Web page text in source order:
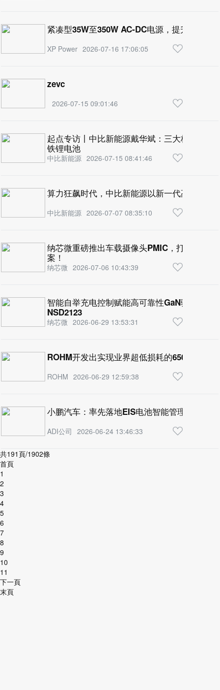
紧凑型35W至350W AC-DC电源，提升严苛工
XP Power 2026-07-16 17:06:05
zevc
2026-07-15 09:01:46
起点专访丨中比新能源戴华斌：三大核心性能
铁锂电池
中比新能源 2026-07-15 08:41:46
算力狂飙时代，中比新能源以新一代高倍率电
中比新能源 2026-07-07 08:35:10
纳芯微重磅推出车载摄像头PMIC，打造高清
案！
纳芯微 2026-07-06 10:43:39
智能自举充电控制赋能高可靠性GaN驱动，纳
NSD2123
纳芯微 2026-06-29 13:53:31
ROHM开发出实现业界超低损耗的650V耐压
ROHM 2026-06-29 12:59:38
小鹏汽车：率先落地EIS电池智能管理，以创
ADI公司 2026-06-24 13:46:33
共191頁/1902條
首頁
1
2
3
4
5
6
7
8
9
10
11
下一頁
末頁